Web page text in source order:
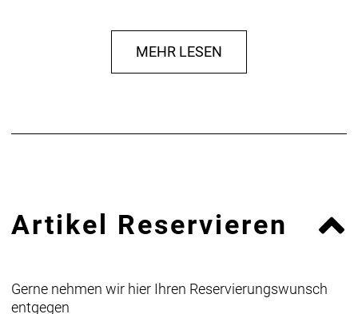
MEHR LESEN
Artikel Reservieren
Gerne nehmen wir hier Ihren Reservierungswunsch
entgegen